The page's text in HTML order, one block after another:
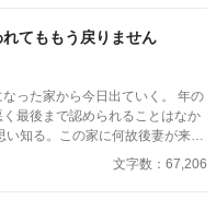
てももう戻りません
った家から今日出ていく。 年の
最後まで認められることはなか
い知る。この家に何故後妻が来て
を追加しようと思うので少し伸
文字数：67,206